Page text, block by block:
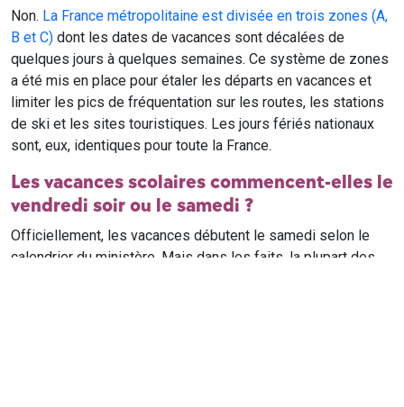
Non. La France métropolitaine est divisée en trois zones (A,
B et C) dont les dates de vacances sont décalées de
quelques jours à quelques semaines. Ce système de zones
a été mis en place pour étaler les départs en vacances et
limiter les pics de fréquentation sur les routes, les stations
de ski et les sites touristiques. Les jours fériés nationaux
sont, eux, identiques pour toute la France.
Les vacances scolaires commencent-elles le
vendredi soir ou le samedi ?
Officiellement, les vacances débutent le samedi selon le
calendrier du ministère. Mais dans les faits, la plupart des